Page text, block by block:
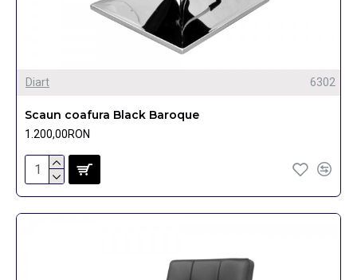
Diart 6302
Scaun coafura Black Baroque
1.200,00RON